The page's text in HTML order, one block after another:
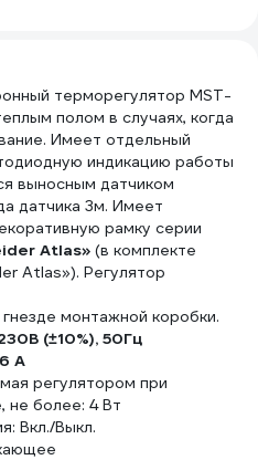
терморегулятор MST-
полом в случаях, когда
Имеет отдельный
индикацию работы
выносным датчиком
датчика 3м. Имеет
рамку серии
Atlas» (в комплекте
Atlas»). Регулятор
монтажной коробки.
(±10%), 50Гц
А
регулятором при
не более: 4 Вт
Вкл./Выкл.